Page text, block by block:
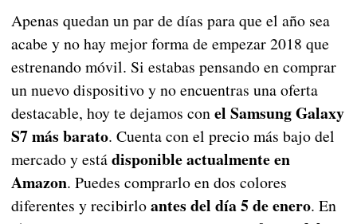
Apenas quedan un par de días para que el año sea
acabe y no hay mejor forma de empezar 2018 que
estrenando móvil. Si estabas pensando en comprar
un nuevo dispositivo y no encuentras una oferta
destacable, hoy te dejamos conel Samsung Galaxy
S7 más barato. Cuenta con el precio más bajo del
mercado y estádisponible actualmente en
Amazon. Puedes comprarlo en dos colores
diferentes y recibirloantes del día 5 de enero. En